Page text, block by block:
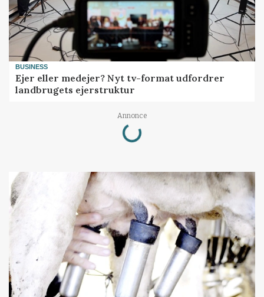
BUSINESS
Ejer eller medejer? Nyt tv-format udfordrer
landbrugets ejerstruktur
Annonce
Loading...